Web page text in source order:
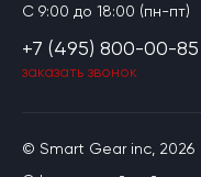
© Smart Gear inc, 2026
C 9:00 до 18:00 (пн-пт)
+7 (495) 800-00-85
заказать звонок